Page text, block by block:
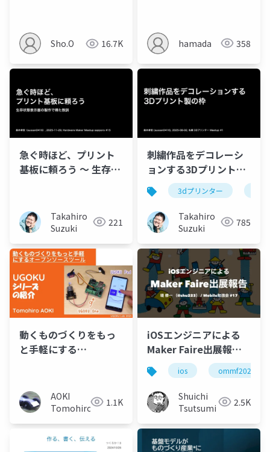
Sho.O 16.7K hamada 358
急ぐ時ほど、プリント
基板に頼ろう 〜 生存状
Takahiro
Suzuki
221
刺繍作品をデコレーシ
ョンする3Dプリント製
の枠
3dプリンター
Takahiro
Suzuki
785
動くものづくりをもっ
と手軽にする
AOKI
Tomohiro
1.1K
iOSエンジニアによる
Maker Faire出展報告
#OMMF2024
ios ommf2024
Shuichi
Tsutsumi
2.5K